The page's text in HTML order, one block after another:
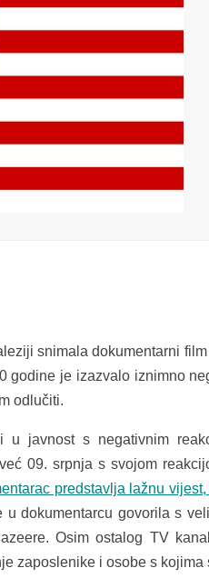
snimala dokumentarni
godine je izazvalo iznimno
odlučiti.
javnost s negativnim
09. srpnja s svojom
predstavlja lažnu
dokumentarcu govorila s
Osim ostalog TV
zaposlenike i osobe s